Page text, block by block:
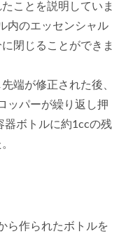
ことを説明していま
内のエッセンシャル
閉じることができま
端が修正された後、
ッパーが繰り返し押
器ボトルに約1ccの残
ら作られたボトルを